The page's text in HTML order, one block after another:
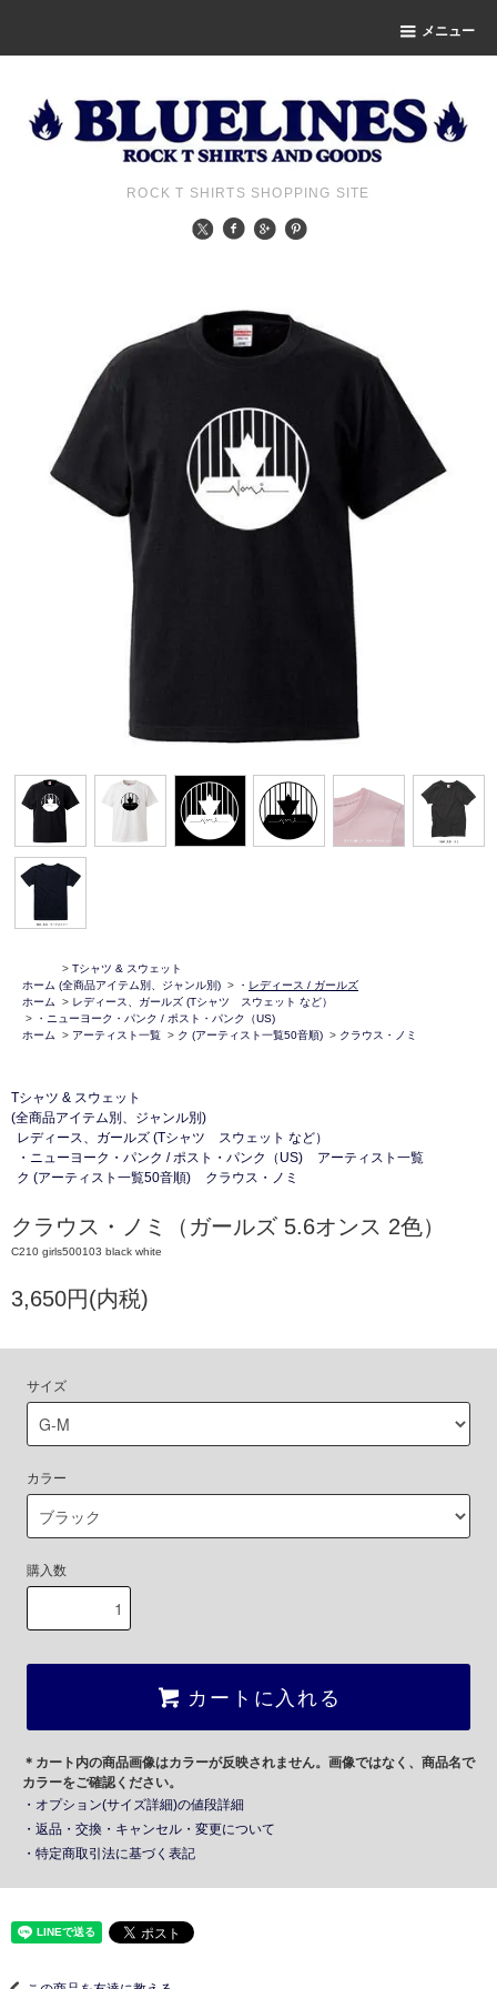
メニュー
ROCK T SHIRTS SHOPPING SITE
ホーム
> Tシャツ & スウェット
(全商品アイテム別、ジャンル別) > ・ レディース / ガールズ
ホーム
> レディース、ガールズ (Tシャツ スウェット など）
>
・ニューヨーク・パンク / ポスト・パンク（US)
ホーム
> アーティスト一覧 > ク (アーティスト一覧50音順) > クラウス・ノミ
Tシャツ & スウェット
(全商品アイテム別、ジャンル別)
レディース、ガールズ (Tシャツ スウェット など）
・ニューヨーク・パンク / ポスト・パンク（US)
アーティスト一覧
ク (アーティスト一覧50音順)
クラウス・ノミ
クラウス・ノミ（ガールズ 5.6オンス 2色）
C210 girls500103 black white
3,650円(内税)
サイズ
カラー
購入数
カートに入れる
＊カート内の商品画像はカラーが反映されません。画像ではなく、商品名で
カラーをご確認ください。
・オプション(サイズ詳細)の値段詳細
・返品・交換・キャンセル・変更について
・特定商取引法に基づく表記